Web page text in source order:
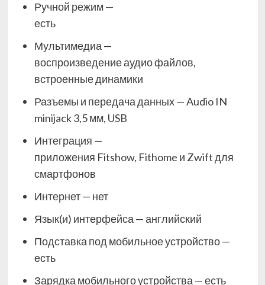
Ручной режим —
есть
Мультимедиа —
воспроизведение аудио файлов,
встроенные динамики
Разъемы и передача данных — Audio IN
minijack 3,5 мм, USB
Интеграция —
приложения Fitshow, Fithome и Zwift для
смартфонов
Интернет — нет
Язык(и) интерфейса — английский
Подставка под мобильное устройство —
есть
Зарядка мобильного устройства — есть